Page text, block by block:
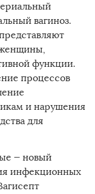
вагиноз.
функции.
процессов
и нарушения
для
— новый
инфекционных